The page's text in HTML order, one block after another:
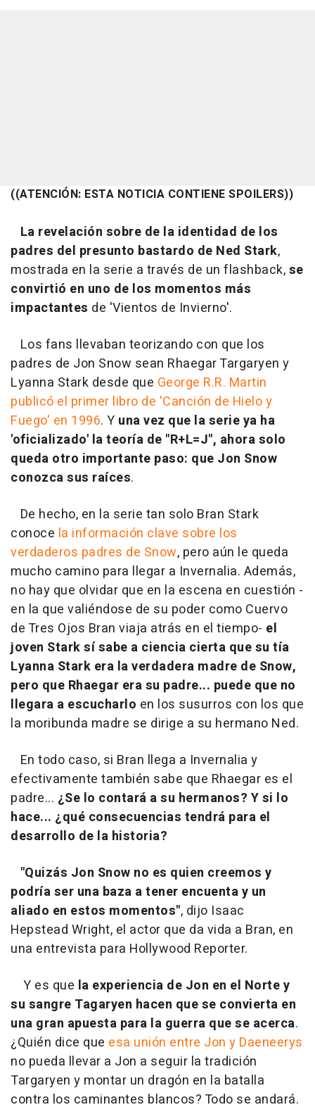
((ATENCIÓN: ESTA NOTICIA CONTIENE SPOILERS))
La revelación sobre de la identidad de los
padres del presunto bastardo de Ned Stark,
mostrada en la serie a través de un flashback,se
convirtió en uno de los momentos más
impactantes de 'Vientos de Invierno'.
Los fans llevaban teorizando con que los
padres de Jon Snow sean Rhaegar Targaryen y
Lyanna Stark desde que George R.R. Martin
publicó el primer libro de 'Canción de Hielo y
Fuego' en 1996. Y una vez que la serie ya ha
'oficializado' la teoría de "R+L=J", ahora solo
queda otro importante paso: que Jon Snow
conozca sus raíces.
De hecho, en la serie tan solo Bran Stark
conoce la información clave sobre los
verdaderos padres de Snow, pero aún le queda
mucho camino para llegar a Invernalia. Además,
no hay que olvidar que en la escena en cuestión -
en la que valiéndose de su poder como Cuervo
de Tres Ojos Bran viaja atrás en el tiempo- el
joven Stark sí sabe a ciencia cierta que su tía
Lyanna Stark era la verdadera madre de Snow,
pero que Rhaegar era su padre... puede que no
llegara a escucharlo en los susurros con los que
la moribunda madre se dirige a su hermano Ned.
En todo caso, si Bran llega a Invernalia y
efectivamente también sabe que Rhaegar es el
padre... ¿Se lo contará a su hermanos? Y si lo
hace... ¿qué consecuencias tendrá para el
desarrollo de la historia?
"Quizás Jon Snow no es quien creemos y
podría ser una baza a tener encuenta y un
aliado en estos momentos", dijo Isaac
Hepstead Wright, el actor que da vida a Bran, en
una entrevista para Hollywood Reporter.
Y es que la experiencia de Jon en el Norte y
su sangre Tagaryen hacen que se convierta en
una gran apuesta para la guerra que se acerca.
¿Quién dice que esa unión entre Jon y Daeneerys
no pueda llevar a Jon a seguir la tradición
Targaryen y montar un dragón en la batalla
contra los caminantes blancos? Todo se andará.